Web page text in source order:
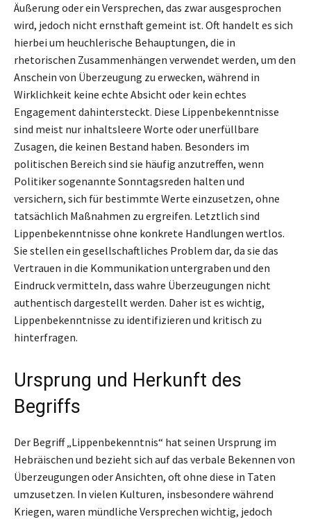
Äußerung oder ein Versprechen, das zwar ausgesprochen
wird, jedoch nicht ernsthaft gemeint ist. Oft handelt es sich
hierbei um heuchlerische Behauptungen, die in
rhetorischen Zusammenhängen verwendet werden, um den
Anschein von Überzeugung zu erwecken, während in
Wirklichkeit keine echte Absicht oder kein echtes
Engagement dahintersteckt. Diese Lippenbekenntnisse
sind meist nur inhaltsleere Worte oder unerfüllbare
Zusagen, die keinen Bestand haben. Besonders im
politischen Bereich sind sie häufig anzutreffen, wenn
Politiker sogenannte Sonntagsreden halten und
versichern, sich für bestimmte Werte einzusetzen, ohne
tatsächlich Maßnahmen zu ergreifen. Letztlich sind
Lippenbekenntnisse ohne konkrete Handlungen wertlos.
Sie stellen ein gesellschaftliches Problem dar, da sie das
Vertrauen in die Kommunikation untergraben und den
Eindruck vermitteln, dass wahre Überzeugungen nicht
authentisch dargestellt werden. Daher ist es wichtig,
Lippenbekenntnisse zu identifizieren und kritisch zu
hinterfragen.
Ursprung und Herkunft des
Begriffs
Der Begriff „Lippenbekenntnis“ hat seinen Ursprung im
Hebräischen und bezieht sich auf das verbale Bekennen von
Überzeugungen oder Ansichten, oft ohne diese in Taten
umzusetzen. In vielen Kulturen, insbesondere während
Kriegen, waren mündliche Versprechen wichtig, jedoch